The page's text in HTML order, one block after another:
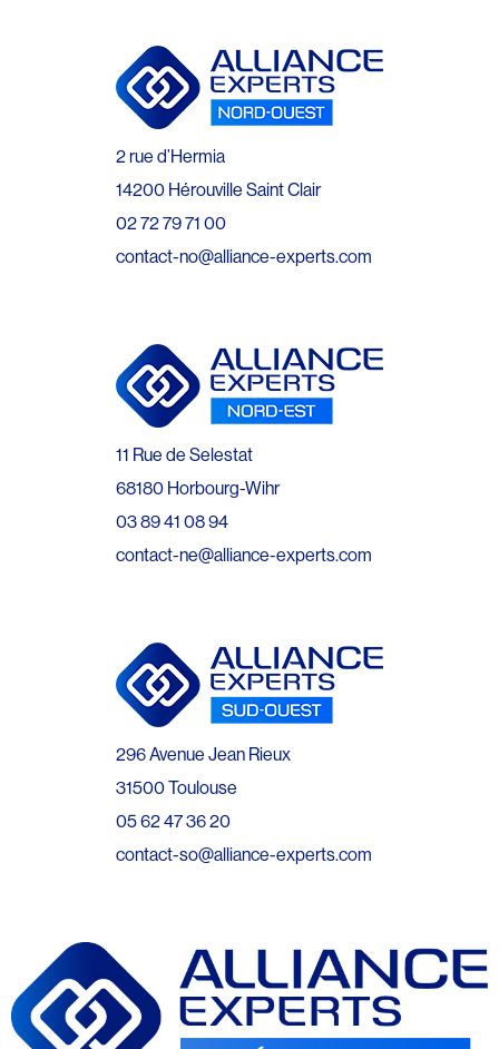
2 rue d’Hermia
14200 Hérouville Saint Clair
02 72 79 71 00
contact-no@alliance-experts.com
11 Rue de Selestat
68180 Horbourg-Wihr
03 89 41 08 94
contact-ne@alliance-experts.com
296 Avenue Jean Rieux
31500 Toulouse
05 62 47 36 20
contact-so@alliance-experts.com